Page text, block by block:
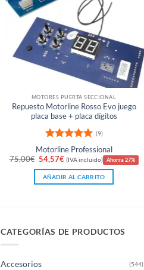
en
la
página
de
producto
MOTORES PUERTA SECCIONAL
Repuesto Motorline Rosso Evo juego
placa base + placa dígitos
Valorado
con5de 5
(9)
Motorline Professional
75,00€ El
precio
original
era:
75,00€.
54,57€El
precio
actual
es:
54,57€.
(IVA incluido) Ahorra 27%
AÑADIR AL CARRITO
CATEGORÍAS DE PRODUCTOS
Accesorios (544)